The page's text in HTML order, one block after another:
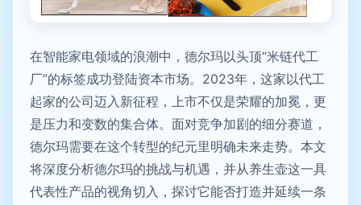
在智能家电领域的浪潮中，德尔玛以头顶“米链代工
厂”的标签成功登陆资本市场。2023年，这家以代工
起家的公司迈入新征程，上市不仅是荣耀的加冕，更
是压力和变数的集合体。面对竞争加剧的细分赛道，
德尔玛需要在这个转型的纪元里明确未来走势。本文
将深度分析德尔玛的挑战与机遇，并从养生壶这一具
代表性产品的视角切入，探讨它能否打造并延续一条